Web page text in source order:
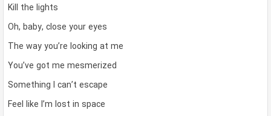
Kill the lights
Oh, baby, close your eyes
The way you’re looking at me
You’ve got me mesmerized
Something I can’t escape
Feel like I’m lost in space